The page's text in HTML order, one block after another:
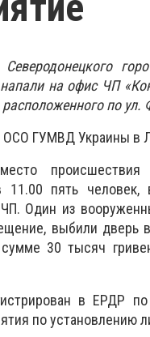
на офис ЧП
по ул.
ГУМВД Украины в
происшествия
11.00 пять
Один из
выбили дверь
30 тысяч
в ЕРДР
по установлению